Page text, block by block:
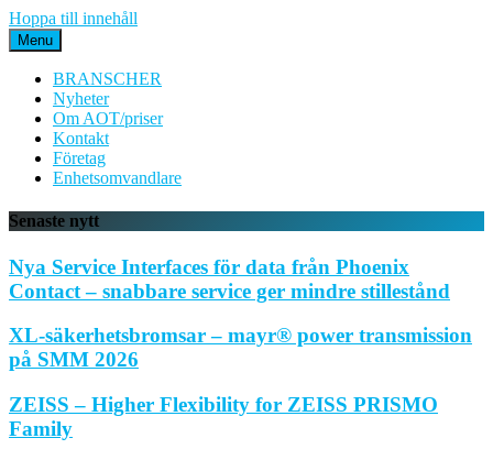
Hoppa till innehåll
Menu
BRANSCHER
Nyheter
Om AOT/priser
Kontakt
Företag
Enhetsomvandlare
Senaste nytt
Nya Service Interfaces för data från Phoenix
Contact – snabbare service ger mindre stillestånd
XL-säkerhetsbromsar – mayr® power transmission
på SMM 2026
ZEISS – Higher Flexibility for ZEISS PRISMO
Family